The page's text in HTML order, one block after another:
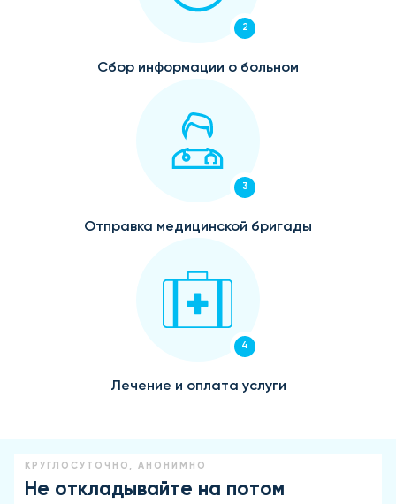
2
Сбор информации о больном
3
Отправка медицинской бригады
4
Лечение и оплата услуги
КРУГЛОСУТОЧНО, АНОНИМНО
Не откладывайте на потом